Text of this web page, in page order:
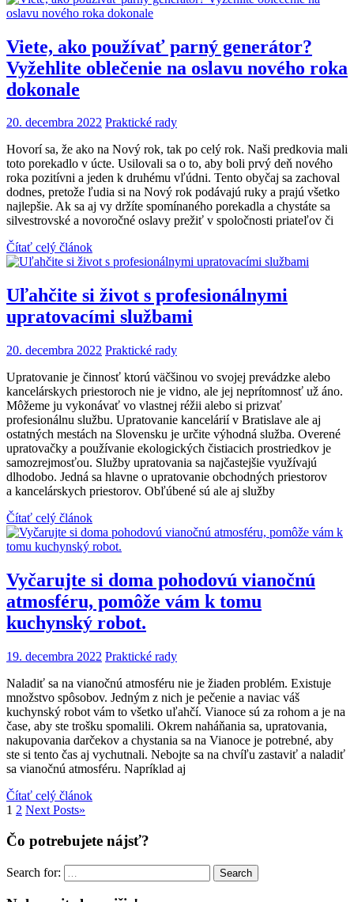
Viete, ako používať parný generátor?
Vyžehlite oblečenie na oslavu nového roka
dokonale
20. decembra 2022 Praktické rady
Hovorí sa, že ako na Nový rok, tak po celý rok. Naši predkovia mali
toto porekadlo v úcte. Usilovali sa o to, aby boli prvý deň nového
roka pozitívni a jeden k druhému vľúdni. Tento obyčaj sa zachoval
dodnes, pretože ľudia si na Nový rok podávajú ruky a prajú všetko
najlepšie. Ak sa aj vy držíte spomínaného porekadla a chystáte sa
silvestrovské a novoročné oslavy prežiť v spoločnosti priateľov či
Čítať celý článok
Uľahčite si život s profesionálnymi
upratovacími službami
20. decembra 2022 Praktické rady
Upratovanie je činnosť ktorú väčšinou vo svojej prevádzke alebo
kancelárskych priestoroch nie je vidno, ale jej neprítomnosť už áno.
Môžeme ju vykonávať vo vlastnej réžii alebo si prizvať
profesionálnu službu. Upratovanie kancelárií v Bratislave ale aj
ostatných mestách na Slovensku je určite výhodná služba. Overené
upratovačky a používanie ekologických čistiacich prostriedkov je
samozrejmosťou. Služby upratovania sa najčastejšie využívajú
dlhodobo. Jedná sa hlavne o upratovanie obchodných priestorov
a kancelárskych priestorov. Obľúbené sú ale aj služby
Čítať celý článok
Vyčarujte si doma pohodovú vianočnú
atmosféru, pomôže vám k tomu
kuchynský robot.
19. decembra 2022 Praktické rady
Naladiť sa na vianočnú atmosféru nie je žiaden problém. Existuje
množstvo spôsobov. Jedným z nich je pečenie a naviac váš
kuchynský robot vám to všetko uľahčí. Vianoce sú za rohom a je na
čase, aby ste trošku spomalili. Okrem naháňania sa, upratovania,
nakupovania darčekov a chystania sa na Vianoce je potrebné, aby
ste si tento čas aj vychutnali. Nebojte sa na chvíľu zastaviť a naladiť
sa vianočnú atmosféru. Napríklad aj
Čítať celý článok
1 2 Next Posts»
Čo potrebujete nájsť?
Search for: Search